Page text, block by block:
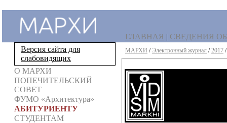
Версия сайта для
слабовидящих
О МАРХИ
ПОПЕЧИТЕЛЬСКИЙ
СОВЕТ
ФУМО «Архитектура»
АБИТУРИЕНТУ
СТУДЕНТАМ
ГЛАВНАЯ | СВЕДЕНИЯ
МАРХИ /Электронный журнал /2017